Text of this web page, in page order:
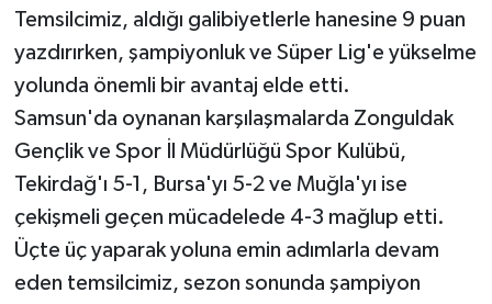
Temsilcimiz, aldığı galibiyetlerle hanesine 9 puan
yazdırırken, şampiyonluk ve Süper Lig'e yükselme
yolunda önemli bir avantaj elde etti.
Samsun'da oynanan karşılaşmalarda Zonguldak
Gençlik ve Spor İl Müdürlüğü Spor Kulübü,
Tekirdağ'ı 5-1, Bursa'yı 5-2 ve Muğla'yı ise
çekişmeli geçen mücadelede 4-3 mağlup etti.
Üçte üç yaparak yoluna emin adımlarla devam
eden temsilcimiz, sezon sonunda şampiyon
Politika
Resmi İlan
Röportaj
Sağlık
SİYASET